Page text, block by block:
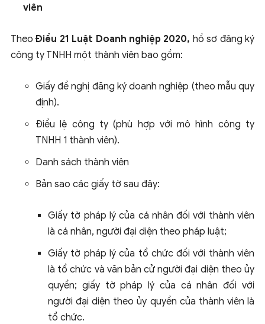
viên
TheoĐiều 21 Luật Doanh nghiệp 2020, hồ sơ đăng ký
công ty TNHH một thành viên bao gồm:
Giấy đề nghị đăng ký doanh nghiệp (theo mẫu quy
định).
Điều lệ công ty (phù hợp với mô hình công ty
TNHH 1 thành viên).
Danh sách thành viên
Bản sao các giấy tờ sau đây:
Giấy tờ pháp lý của cá nhân đối với thành viên
là cá nhân, người đại diện theo pháp luật;
Giấy tờ pháp lý của tổ chức đối với thành viên
là tổ chức và văn bản cử người đại diện theo ủy
quyền; giấy tờ pháp lý của cá nhân đối với
người đại diện theo ủy quyền của thành viên là
tổ chức.